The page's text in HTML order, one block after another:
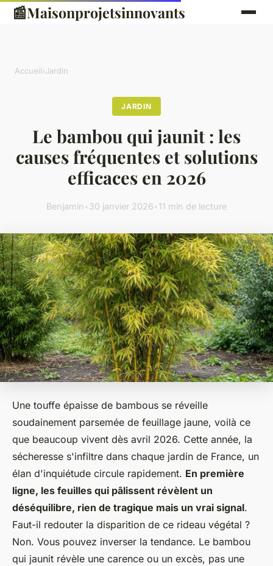
📰Maisonprojetsinnovants
Accueil›Jardin
JARDIN
Le bambou qui jaunit : les
causes fréquentes et solutions
efficaces en 2026
Benjamin •30 janvier 2026•11 min de lecture
Une touffe épaisse de bambous se réveille
soudainement parsemée de feuillage jaune, voilà ce
que beaucoup vivent dès avril 2026. Cette année, la
sécheresse s'infiltre dans chaque jardin de France, un
élan d'inquiétude circule rapidement. En première
ligne, les feuilles qui pâlissent révèlent un
déséquilibre, rien de tragique mais un vrai signal.
Faut-il redouter la disparition de ce rideau végétal ?
Non. Vous pouvez inverser la tendance. Le bambou
qui jaunit révèle une carence ou un excès, pas une